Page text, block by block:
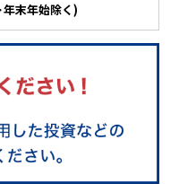
末年始除く)